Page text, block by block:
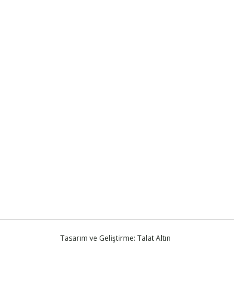
Tasarım ve Geliştirme: Talat Altın